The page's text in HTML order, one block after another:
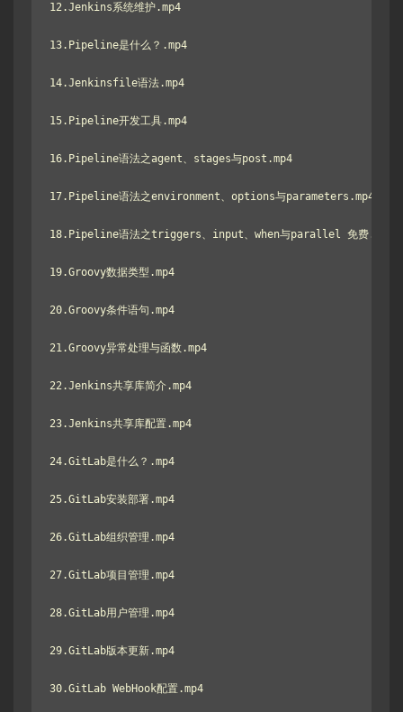
12.Jenkins系统维护.mp4
13.Pipeline是什么？.mp4
14.Jenkinsfile语法.mp4
15.Pipeline开发工具.mp4
16.Pipeline语法之agent、stages与post.mp4
17.Pipeline语法之environment、options与parameters.mp4
18.Pipeline语法之triggers、input、when与parallel 免费.mp4
19.Groovy数据类型.mp4
20.Groovy条件语句.mp4
21.Groovy异常处理与函数.mp4
22.Jenkins共享库简介.mp4
23.Jenkins共享库配置.mp4
24.GitLab是什么？.mp4
25.GitLab安装部署.mp4
26.GitLab组织管理.mp4
27.GitLab项目管理.mp4
28.GitLab用户管理.mp4
29.GitLab版本更新.mp4
30.GitLab WebHook配置.mp4